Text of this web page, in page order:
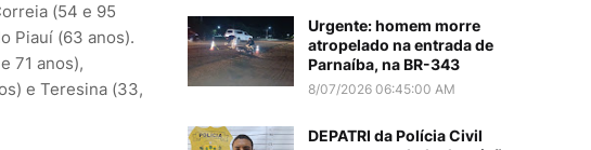
(54 e 95
Piauí (63 anos).
71 anos),
e Teresina (33,
Urgente: homem morre
atropelado na entrada de
Parnaíba, na BR-343
8/07/2026 06:45:00 AM
DEPATRI da Polícia Civil